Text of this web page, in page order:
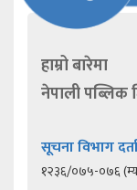
हाम्रो बारेमा
नेपाली पब्लिक
सूचना विभाग
१२३६/०७५-०७६